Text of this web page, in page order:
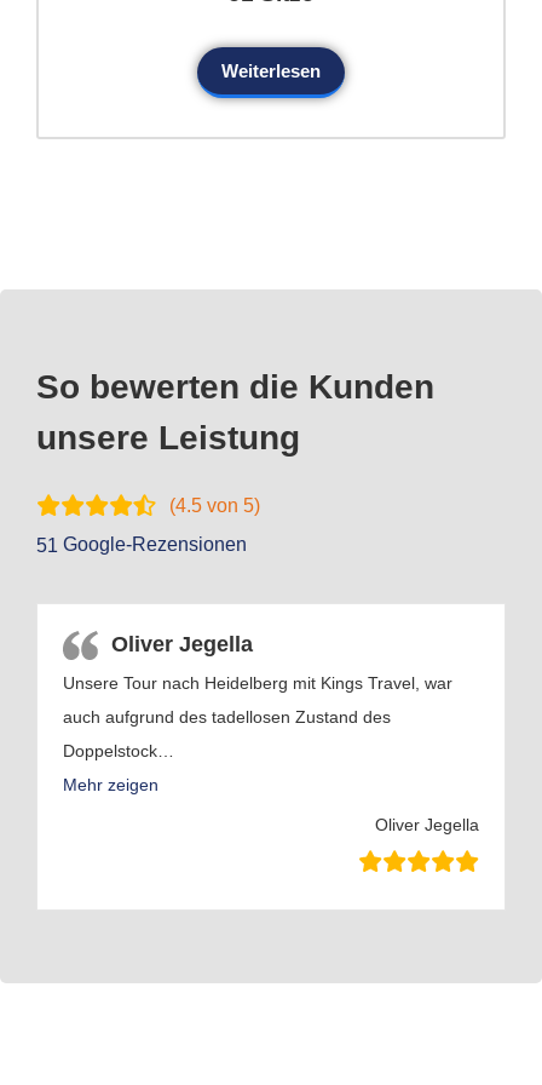
Weiterlesen
So bewerten die Kunden
unsere Leistung
(4.5 von 5)
51 Google-Rezensionen
Oliver Jegella
Unsere Tour nach Heidelberg mit Kings Travel, war
auch aufgrund des tadellosen Zustand des
Doppelstock…
Mehr zeigen
Oliver Jegella